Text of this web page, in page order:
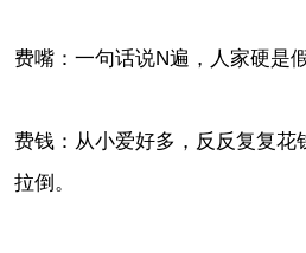
费嘴： 一句话说N遍，人家硬是
费钱： 从小爱好多，反反复复花
拉倒。